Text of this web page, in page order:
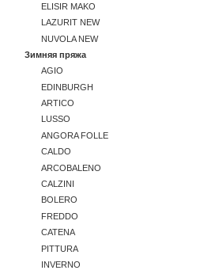
ELISIR MAKO
LAZURIT NEW
NUVOLA NEW
Зимняя пряжа
AGIO
EDINBURGH
ARTICO
LUSSO
ANGORA FOLLE
CALDO
ARCOBALENO
CALZINI
BOLERO
FREDDO
CATENA
PITTURA
INVERNO